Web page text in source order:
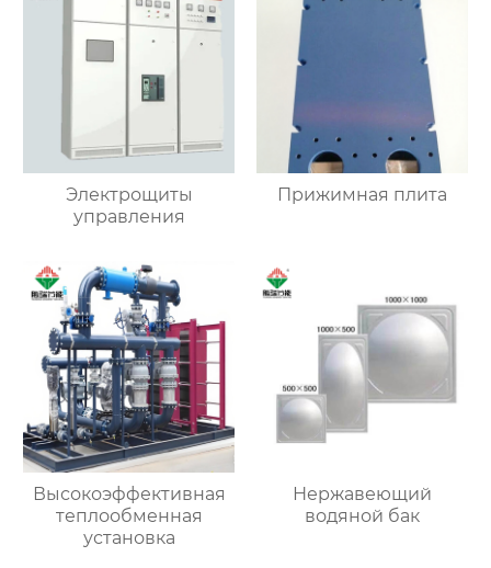
Электрощиты
управления
Прижимная плита
Высокоэффективная
теплообменная
установка
Нержавеющий
водяной бак